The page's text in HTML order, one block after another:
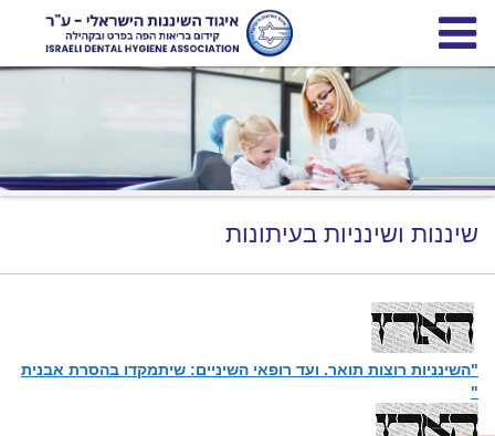
-
השיננות
הישראלי
שיננות ושינניות בעיתונות
"השינניות רוצות תואר. ועד רופאי השיניים: שיתמקדו בהסרת אבנית
"